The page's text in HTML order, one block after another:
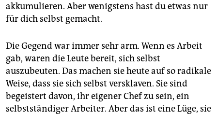
akkumulieren. Aber wenigstens hast du etwas nur
für dich selbst gemacht.
Die Gegend war immer sehr arm. Wenn es Arbeit
gab, waren die Leute bereit, sich selbst
auszubeuten. Das machen sie heute auf so radikale
Weise, dass sie sich selbst versklaven. Sie sind
begeistert davon, ihr eigener Chef zu sein, ein
selbstständiger Arbeiter. Aber das ist eine Lüge, sie